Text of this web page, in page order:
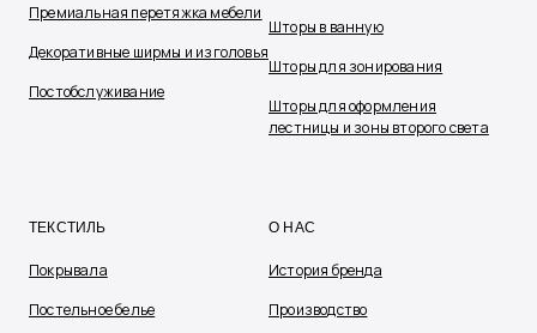
Премиальная перетяжка мебели
Декоративные ширмы и изголовья
Постобслуживание
Шторы в ванную
Шторы для зонирования
Шторы для оформления
лестницы и зоны второго света
ТЕКСТИЛЬ
Покрывала
Постельное белье
О НАС
История бренда
Производство